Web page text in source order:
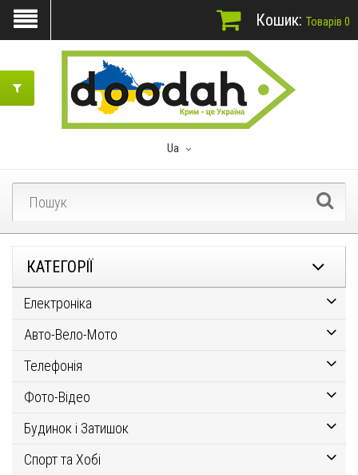
Ua
Кошик: Товарів 0
КАТЕГОРІЇ
Електроніка
Авто-Вело-Мото
Телефонія
Фото-Відео
Будинок і Затишок
Спорт та Хобі